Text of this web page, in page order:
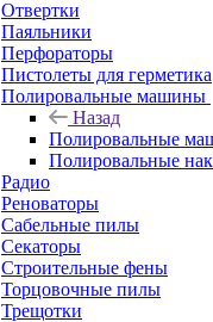
Отвертки
Паяльники
Перфораторы
Пистолеты для герметика
Полировальные машины
Назад
Полировальные
Полировальные
Радио
Реноваторы
Сабельные пилы
Секаторы
Строительные фены
Торцовочные пилы
Трещотки